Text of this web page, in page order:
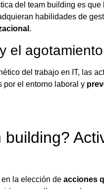
del team building es
habilidades de
.
el agotamiento
del trabajo en IT, las
por el entorno laboral y
la elección de acciones